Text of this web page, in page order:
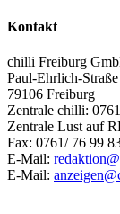
Kontakt
chilli Freiburg
Paul-Ehrlich-
79106 Freiburg
Zentrale chilli:
Zentrale Lust auf
Fax: 0761/ 76 99
E-Mail:
E-Mail: